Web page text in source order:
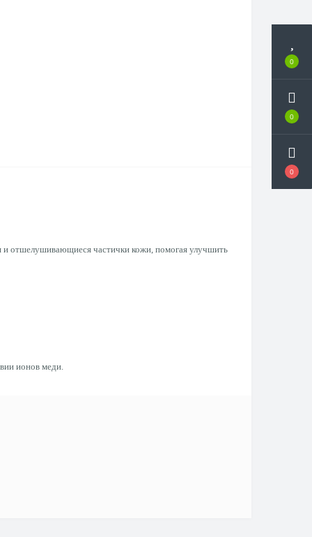
0
0
0
и отшелушивающиеся частички кожи, помогая улучшить
ионов меди.